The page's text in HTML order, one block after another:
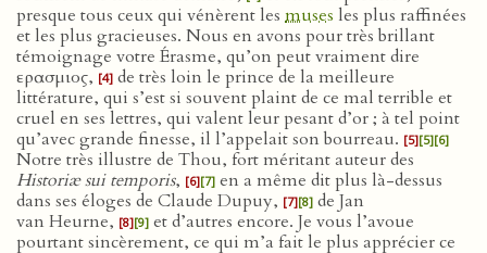
presque tous ceux qui vénèrent les muses les plus raffinées
et les plus gracieuses. Nous en avons pour très brillant
témoignage votre Érasme, qu’on peut vraiment dire
ερασμιος, [4] de très loin le prince de la meilleure
littérature, qui s’est si souvent plaint de ce mal terrible et
cruel en ses lettres, qui valent leur pesant d’or ; à tel point
qu’avec grande finesse, il l’appelait son bourreau. [5][5][6]
Notre très illustre de Thou, fort méritant auteur des
Historiæ sui temporis, [6][7] en a même dit plus là-dessus
dans ses éloges de Claude Dupuy, [7][8] de Jan
van Heurne, [8][9] et d’autres encore. Je vous l’avoue
pourtant sincèrement, ce qui m’a fait le plus apprécier ce